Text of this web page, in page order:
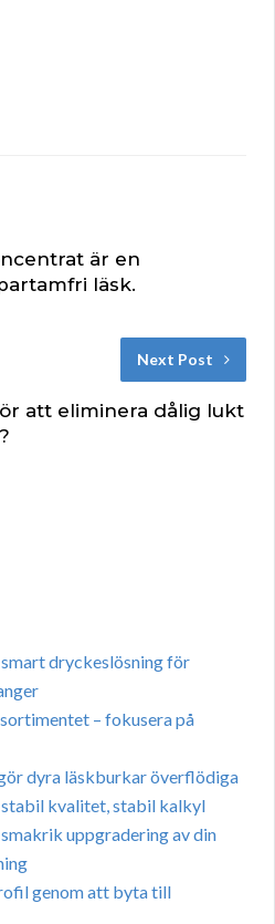
är en
läsk.
Next Post
att eliminera dålig lukt
dryckeslösning för
– fokusera på
dyra läskburkar överflödiga
kvalitet, stabil kalkyl
uppgradering av din
genom att byta till